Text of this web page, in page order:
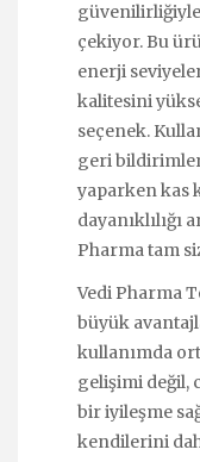
çekiyor. Bu
enerji
kalitesini
seçenek.
geri
yaparken kas
dayanıklılığı
Pharma tam
Vedi Pharma
büyük
kullanımda
gelişimi değil,
bir iyileşme
kendilerini